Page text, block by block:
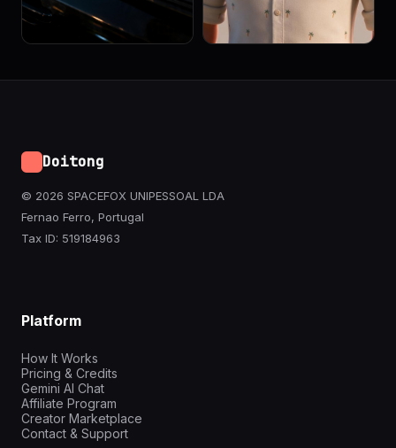
Doitong
© 2026 SPACEFOX UNIPESSOAL LDA
Fernao Ferro, Portugal
Tax ID: 519184963
Platform
How It Works
Pricing & Credits
Gemini AI Chat
Affiliate Program
Creator Marketplace
Contact & Support